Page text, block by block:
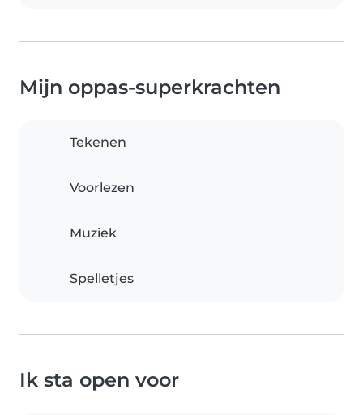
Mijn oppas-superkrachten
Tekenen
Voorlezen
Muziek
Spelletjes
Ik sta open voor